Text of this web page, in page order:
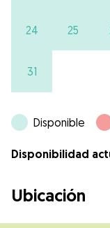
24 25
31
Disponible
Disponibilidad
Ubicación